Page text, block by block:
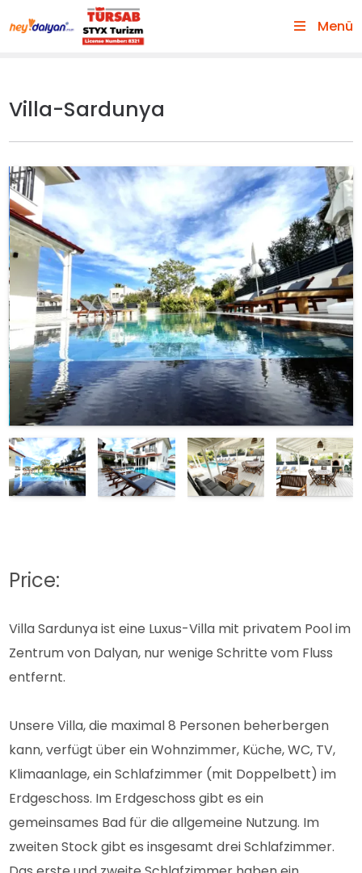
Menü
Villa-Sardunya
Price:
Villa Sardunya ist eine Luxus-Villa mit privatem Pool im
Zentrum von Dalyan, nur wenige Schritte vom Fluss
entfernt.
Unsere Villa, die maximal 8 Personen beherbergen
kann, verfügt über ein Wohnzimmer, Küche, WC, TV,
Klimaanlage, ein Schlafzimmer (mit Doppelbett) im
Erdgeschoss. Im Erdgeschoss gibt es ein
gemeinsames Bad für die allgemeine Nutzung. Im
zweiten Stock gibt es insgesamt drei Schlafzimmer.